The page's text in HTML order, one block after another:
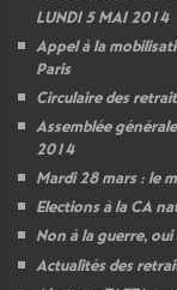
LUNDI5MAI2014
Appel à la
Paris
Circulaire des
Assemblée
2014
Mardi 28 mars : le
Elections à la CA
Non à la guerre,
Actualités des